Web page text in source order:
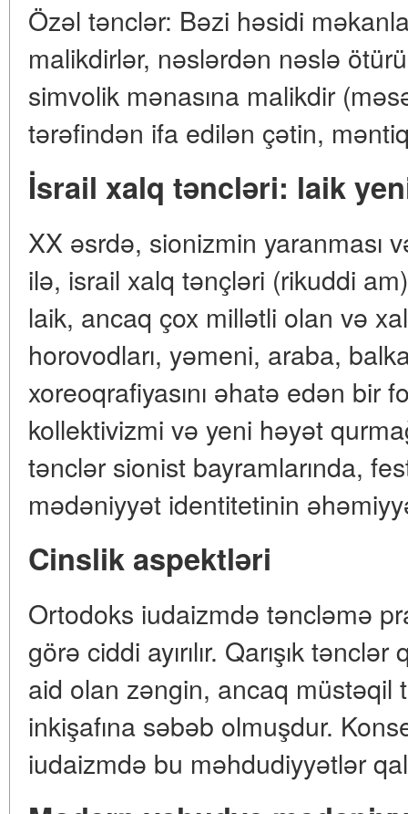
Özəl tənclər: Bəzi həsidi
malikdirlər, nəslərdən nəslə
simvolik mənasına malikdir
tərəfindən ifa edilən çətin,
İsrail xalq təncləri: laik
XX əsrdə, sionizmin yaranması
ilə, israil xalq tənçləri (rikuddi
laik, ancaq çox millətli olan və
horovodları, yəmeni, araba,
xoreoqrafiyasını əhatə edən bir
kollektivizmi və yeni həyət
tənclər sionist bayramlarında,
mədəniyyət identitetinin
Cinslik aspektləri
Ortodoks iudaizmdə təncləmə
görə ciddi ayırılır. Qarışık
aid olan zəngin, ancaq müstəqil
inkişafına səbəb olmuşdur.
iudaizmdə bu məhdudiyyətlər